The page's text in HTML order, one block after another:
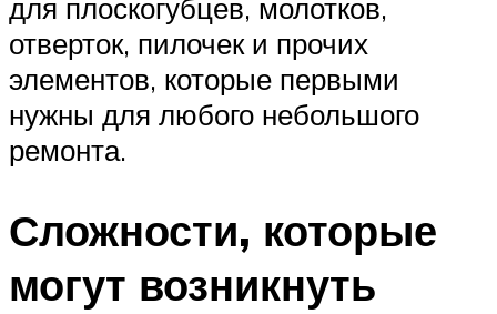
для плоскогубцев, молотков,
отверток, пилочек и прочих
элементов, которые первыми
нужны для любого небольшого
ремонта.
Сложности, которые
могут возникнуть